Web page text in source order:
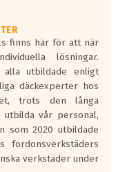
den
finns här för att när
lösningar.
alla utbildade enligt
däckexperter hos
trots den långa
vår personal,
som 2020 utbildade
fordonsverkstäders
verkstäder under